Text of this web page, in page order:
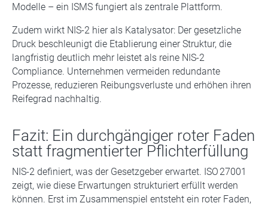
Modelle – ein ISMS fungiert als zentrale Plattform.
Zudem wirkt NIS-2 hier als Katalysator: Der gesetzliche
Druck beschleunigt die Etablierung einer Struktur, die
langfristig deutlich mehr leistet als reine NIS-2
Compliance. Unternehmen vermeiden redundante
Prozesse, reduzieren Reibungsverluste und erhöhen ihren
Reifegrad nachhaltig.
Fazit: Ein durchgängiger roter Faden
statt fragmentierter Pflichterfüllung
NIS-2 definiert, was der Gesetzgeber erwartet. ISO 27001
zeigt, wie diese Erwartungen strukturiert erfüllt werden
können. Erst im Zusammenspiel entsteht ein roter Faden,